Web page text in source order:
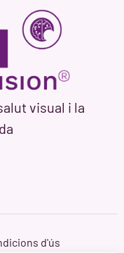
visual i la
d'ús